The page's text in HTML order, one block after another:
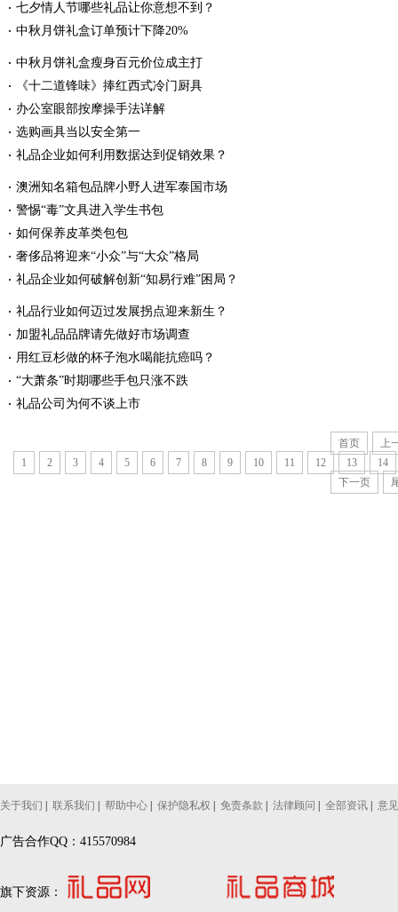
七夕情人节哪些礼品让你意想不到？
中秋月饼礼盒订单预计下降20%
中秋月饼礼盒瘦身百元价位成主打
《十二道锋味》捧红西式冷门厨具
办公室眼部按摩操手法详解
选购画具当以安全第一
礼品企业如何利用数据达到促销效果？
澳洲知名箱包品牌小野人进军泰国市场
警惕“毒”文具进入学生书包
如何保养皮革类包包
奢侈品将迎来“小众”与“大众”格局
礼品企业如何破解创新“知易行难”困局？
礼品行业如何迈过发展拐点迎来新生？
加盟礼品品牌请先做好市场调查
用红豆杉做的杯子泡水喝能抗癌吗？
“大萧条”时期哪些手包只涨不跌
礼品公司为何不谈上市
首页
上
1
2 3 4 5 6 7 8 9 10 11 12 13
14
下一页
关于我们 联系我们 帮助中心 保护隐私权 免责条款 法律顾问 全部资讯 意
广告合作QQ：415570984
旗下资源：